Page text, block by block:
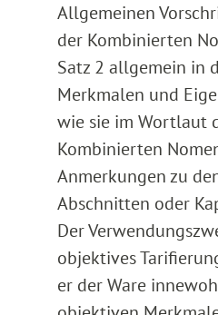
Allgemeinen
der Kombinierten
Satz 2 allgemein in
Merkmalen und
wie sie im Wortlaut
Kombinierten
Anmerkungen zu
Abschnitten oder
Der
objektives
er der Ware